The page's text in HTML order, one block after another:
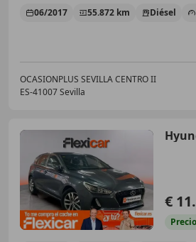
06/2017 55.872 km Diésel
OCASIONPLUS SEVILLA CENTRO II
ES-41007 Sevilla
€
Precio